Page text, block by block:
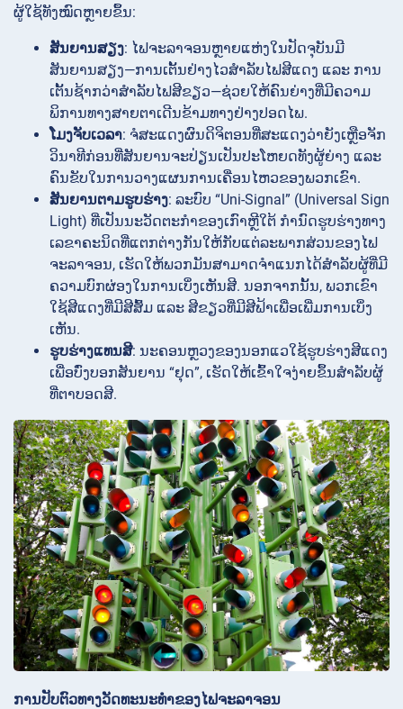
ຜູ້ໃຊ້ທັງໝົດຫຼາຍຂຶ້ນ:
ສັນຍານສຽງ: ໄຟຈະລາຈອນຫຼາຍແຫ່ງໃນປັດຈຸບັນມີ
ສັນຍານສຽງ—ການເຕັ້ນຢ່າງໄວສຳລັບໄຟສີແດງ ແລະ ການ
ເຕັ້ນຊ້າກວ່າສຳລັບໄຟສີຂຽວ—ຊ່ວຍໃຫ້ຄົນຍ່າງທີ່ມີຄວາມ
ພິການທາງສາຍຕາເດີນຂ້າມທາງຢ່າງປອດໄພ.
ໂມງຈັບເວລາ: ຈໍສະແດງຜົນດິຈິຕອນທີ່ສະແດງວ່າຍັງເຫຼືອຈັກ
ວິນາທີກ່ອນທີ່ສັນຍານຈະປ່ຽນເປັນປະໂຫຍດທັງຜູ້ຍ່າງ ແລະ
ຄົນຂັບໃນການວາງແຜນການເຄື່ອນໄຫວຂອງພວກເຂົາ.
ສັນຍານຕາມຮູບຮ່າງ: ລະບົບ “Uni-Signal” (Universal Sign
Light) ທີ່ເປັນນະວັດຕະກຳຂອງເກົາຫຼີໃຕ້ ກຳນົດຮູບຮ່າງທາງ
ເລຂາຄະນິດທີ່ແຕກຕ່າງກັນໃຫ້ກັບແຕ່ລະພາກສ່ວນຂອງໄຟ
ຈະລາຈອນ, ເຮັດໃຫ້ພວກມັນສາມາດຈຳແນກໄດ້ສຳລັບຜູ້ທີ່ມີ
ຄວາມບົກຜ່ອງໃນການເບິ່ງເຫັນສີ. ນອກຈາກນັ້ນ, ພວກເຂົາ
ໃຊ້ສີແດງທີ່ມີສີສົ້ມ ແລະ ສີຂຽວທີ່ມີສີຟ້າເພື່ອເພີ່ມການເບິ່ງ
ເຫັນ.
ຮູບຮ່າງແທນສີ: ນະຄອນຫຼວງຂອງນອກແວໃຊ້ຮູບຮ່າງສີແດງ
ເພື່ອບົ່ງບອກສັນຍານ “ຢຸດ”, ເຮັດໃຫ້ເຂົ້າໃຈງ່າຍຂຶ້ນສຳລັບຜູ້
ທີ່ຕາບອດສີ.
ການປັບຕົວທາງວັດທະນະທຳຂອງໄຟຈະລາຈອນ